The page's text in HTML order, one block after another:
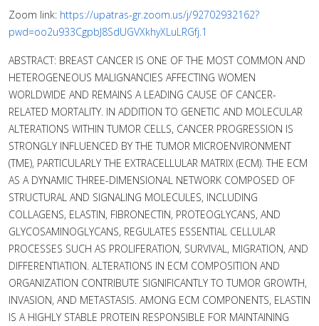
Zoom link: https://upatras-gr.zoom.us/j/92702932162?
pwd=oo2u933CgpbJ8SdUGVXkhyXLuLRGfj.1
ABSTRACT: BREAST CANCER IS ONE OF THE MOST COMMON AND
HETEROGENEOUS MALIGNANCIES AFFECTING WOMEN
WORLDWIDE AND REMAINS A LEADING CAUSE OF CANCER-
RELATED MORTALITY. IN ADDITION TO GENETIC AND MOLECULAR
ALTERATIONS WITHIN TUMOR CELLS, CANCER PROGRESSION IS
STRONGLY INFLUENCED BY THE TUMOR MICROENVIRONMENT
(TME), PARTICULARLY THE EXTRACELLULAR MATRIX (ECM). THE ECM
AS A DYNAMIC THREE-DIMENSIONAL NETWORK COMPOSED OF
STRUCTURAL AND SIGNALING MOLECULES, INCLUDING
COLLAGENS, ELASTIN, FIBRONECTIN, PROTEOGLYCANS, AND
GLYCOSAMINOGLYCANS, REGULATES ESSENTIAL CELLULAR
PROCESSES SUCH AS PROLIFERATION, SURVIVAL, MIGRATION, AND
DIFFERENTIATION. ALTERATIONS IN ECM COMPOSITION AND
ORGANIZATION CONTRIBUTE SIGNIFICANTLY TO TUMOR GROWTH,
INVASION, AND METASTASIS. AMONG ECM COMPONENTS, ELASTIN
IS A HIGHLY STABLE PROTEIN RESPONSIBLE FOR MAINTAINING